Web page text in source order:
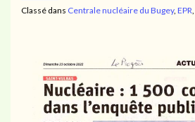
Classé dans Centrale nucléaire du Bugey, EPR